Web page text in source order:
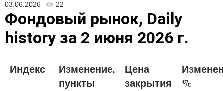
03.06.2026 22
Фондовый рынок, Daily
history за 2 июня 2026 г.
Индекс
Изменение,
пункты
Цена
закрытия
%